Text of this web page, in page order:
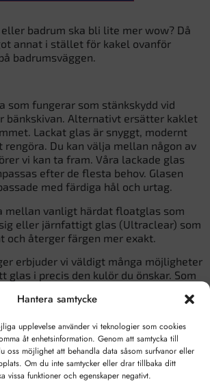
Hantera samtycke
upplevelse använder vi teknologier som cookies
åt enhetsinformation. Genom att samtycka till
oss möjlighet att behandla data såsom surfvanor eller
Om du inte samtycker eller drar tillbaka ditt
vissa funktioner och egenskaper negativt.
badrum ska bli lite mer wow? Då
annat i stället för kakel ovanför
badrumsväggen.
som fungerar som stänkskydd vid
bänkskivan. Alternativt ersätter kaklet
Lackat glas är snyggt, modernt
Du kan välja mellan någon av
vi kan ta fram. Våra lackade glas
efter de flesta behov. Glasen
med färdiga hål och urtag.
mellan vanligt härdat floatglas som
eller järnfattigt glas (Ultraclear) som
och återger färgen mer exakt.
erbjuder vi väldigt många möjligheter
glas i precis den kulör du önskar. Som
även transparanta färger,
PANTONE.
monteras på olika sätt, dels genom
men även genom att limma med